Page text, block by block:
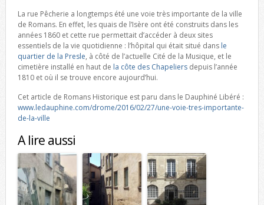
La rue Pêcherie a longtemps été une voie très importante de la ville
de Romans. En effet, les quais de l’Isère ont été construits dans les
années 1860 et cette rue permettait d’accéder à deux sites
essentiels de la vie quotidienne : l’hôpital qui était situé dans le
quartier de la Presle, à côté de l’actuelle Cité de la Musique, et le
cimetière installé en haut de la côte des Chapeliersdepuis l’année
1810 et où il se trouve encore aujourd’hui.
Cet article de Romans Historique est paru dans le Dauphiné Libéré :
www.ledauphine.com/drome/2016/02/27/une-voie-tres-importante-
de-la-ville
A lire aussi